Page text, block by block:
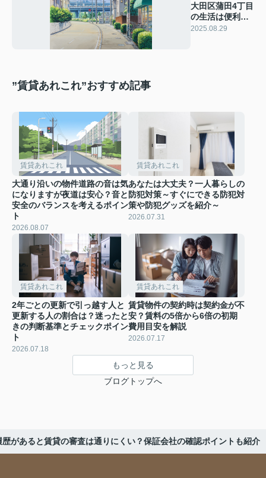
大田区蒲田4丁目
の生活は便利で
人気が高い！家
2025.08.29
”賃貸あれこれ”おすすめ記事
賃貸あれこれ
大通り沿いの物件道路の音は気
になりますが夜道は安心？音と
安全のバランスを考えるポイン
ト
2026.08.07
賃貸あれこれ
あなたは大丈夫？一人暮らしの
防犯対策～すぐにできる防犯対
策や防犯グッズを紹介～
2026.07.31
賃貸あれこれ
2年ごとの更新で引っ越す人と
更新する人の割合は？迷ったと
きの判断基準とチェックポイン
ト
2026.07.18
賃貸あれこれ
賃貸物件の契約時は契約金が不
安？賃料の5倍から6倍の初期
費用目安を解説
2026.07.17
もっと見る
ブログトップへ
があると賃貸の審査は通りにくい？保証会社の確認ポイントも紹介